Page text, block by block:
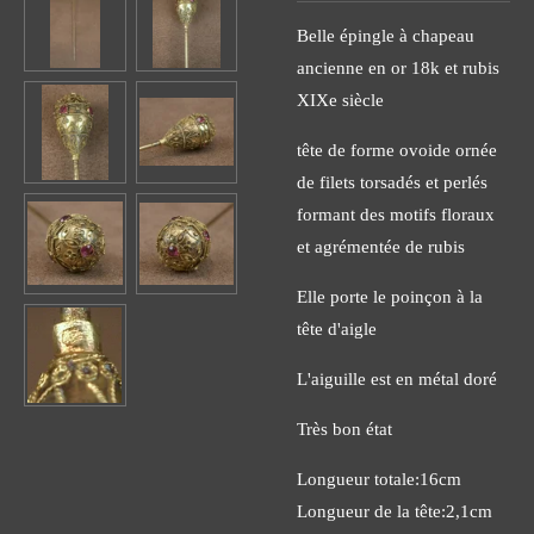
Belle épingle à chapeau
ancienne en or 18k et rubis
XIXe siècle
tête de forme ovoide ornée
de filets torsadés et perlés
formant des motifs floraux
et agrémentée de rubis
Elle porte le poinçon à la
tête d'aigle
L'aiguille est en métal doré
Très bon état
Longueur totale:16cm
Longueur de la tête:2,1cm